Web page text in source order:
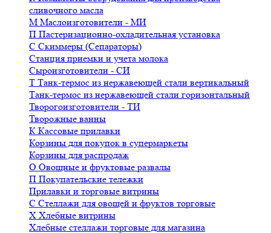
сливочного масла
М Маслоизготовители - МИ
П Пастеризационно-охладительная установка
С Скиммеры (Сепараторы)
Станция приемки и учета молока
Сыроизготовители - СИ
Т Танк-термос из нержавеющей стали вертикальный
Танк-термос из нержавеющей стали горизонтальный
Творогоизготовители - ТИ
Творожные ванны
К Кассовые прилавки
Корзины для покупок в супермаркеты
Корзины для распродаж
О Овощные и фруктовые развалы
П Покупательские тележки
Прилавки и торговые витрины
С Стеллажи для овощей и фруктов торговые
Х Хлебные витрины
Хлебные стеллажи торговые для магазина